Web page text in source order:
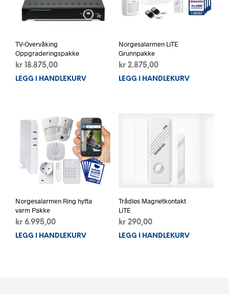
TV-Overvåking
Oppgraderingspakke
kr 18.875,00
LEGG I HANDLEKURV
Norgesalarmen LiTE
Grunnpakke
kr2.875,00
LEGG I HANDLEKURV
Norgesalarmen Ring hytta
varm Pakke
kr 6.995,00
LEGG I HANDLEKURV
Trådløs Magnetkontakt
LiTE
kr290,00
LEGG I HANDLEKURV